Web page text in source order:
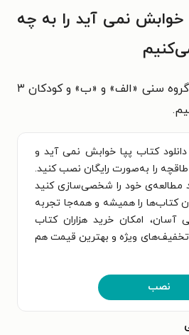
خوابش نمی آید را به چه
این کتاب را به کودکان گروه سنی «الف» و «ب» و کودکان ۳
دانلود کتاب پپا خوابش نمی آید و
را به‌صورت رایگان نصب کنید.
مطالعه‌ی خود را شخصی‌سازی کنید
کتاب‌ها را همیشه و همه‌جا تجربه
آسان، امکان خرید هزاران کتاب
تخفیف‌های ویژه و بهترین قیمت هم
نصب